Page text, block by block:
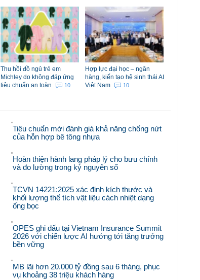
Thu hồi đồ ngủ trẻ em
Michley do không đáp ứng
tiêu chuẩn an toàn
10
Hợp lực đại học – ngân
hàng, kiến tạo hệ sinh thái AI
Việt Nam
10
Tiêu chuẩn mới đánh giá khả năng chống nứt
của hỗn hợp bê tông nhựa
Hoàn thiện hành lang pháp lý cho bưu chính
và đo lường trong kỷ nguyên số
TCVN 14221:2025 xác định kích thước và
khối lượng thể tích vật liệu cách nhiệt dạng
ống bọc
OPES ghi dấu tại Vietnam Insurance Summit
2026 với chiến lược AI hướng tới tăng trưởng
bền vững
MB lãi hơn 20.000 tỷ đồng sau 6 tháng, phục
vụ khoảng 38 triệu khách hàng